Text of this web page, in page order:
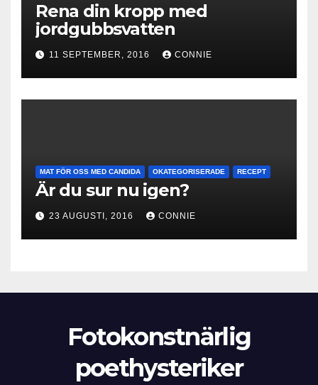
Rena din kropp med
jordgubbsvatten
11 SEPTEMBER, 2016 CONNIE
MAT FÖR OSS MED CANDIDA OKATEGORISERADE RECEPT
Är du sur nu igen?
23 AUGUSTI, 2016 CONNIE
Fotokonstnärlig
poethysteriker